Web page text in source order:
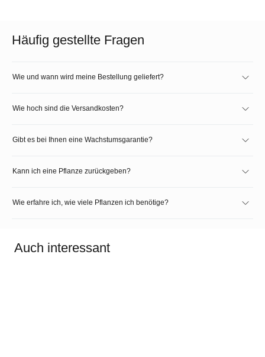
Häufig gestellte Fragen
Wie und wann wird meine Bestellung geliefert?
Wie hoch sind die Versandkosten?
Gibt es bei Ihnen eine Wachstumsgarantie?
Kann ich eine Pflanze zurückgeben?
Wie erfahre ich, wie viele Pflanzen ich benötige?
Auch interessant